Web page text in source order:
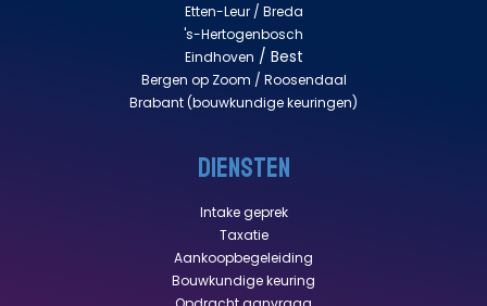
Etten-Leur / Breda
's-Hertogenbosch
Eindhoven / Best
Bergen op Zoom / Roosendaal
Brabant(bouwkundige keuringen)
DIENSTEN
Intake geprek
Taxatie
Aankoopbegeleiding
Bouwkundige keuring